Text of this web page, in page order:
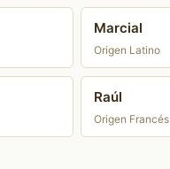
Marcial
Origen Latino
Raúl
Origen Francés